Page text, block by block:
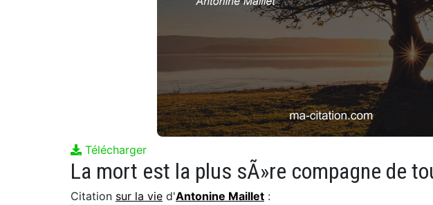
Télécharger
Citation sur la vie d'Antonine Maillet :